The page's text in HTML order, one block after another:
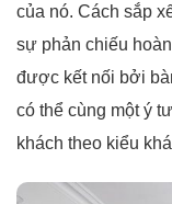
của nó. Cách sắp
sự phản chiếu
được kết nối bởi
có thể cùng một ý
khách theo kiểu